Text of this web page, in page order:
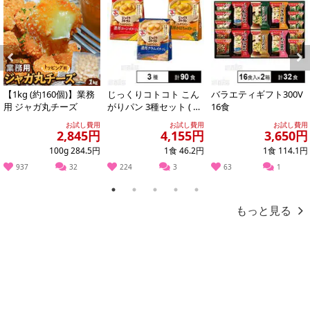
Previous
【1kg (約160個)】業務
用 ジャガ丸チーズ
お試し費用
2,845円
100g 284.5円
937 32
じっくりコトコト こん
がりパン 3種セット ( 濃
厚コーンポタージュ /
お試し費用
4,155円
1食 46.2円
224 3
バラエティギフト300V
16食
お試し費用
3,650円
1食 114.1円
63 1
Next
1 2 3 4 5
もっと見る